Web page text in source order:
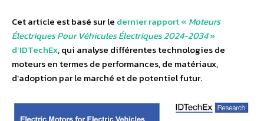
Cet article est basé sur le dernier rapport « Moteurs
Électriques Pour Véhicules Électriques 2024-2034»
d’IDTechEx, qui analyse différentes technologies de
moteurs en termes de performances, de matériaux,
d’adoption par le marché et de potentiel futur.